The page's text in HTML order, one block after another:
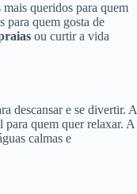
queridos para quem
para quem gosta de
ou curtir a vida
descansar e se divertir. A
para quem quer relaxar. A
calmas e